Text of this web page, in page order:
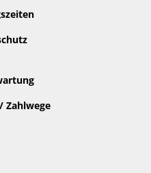
Zahlwege